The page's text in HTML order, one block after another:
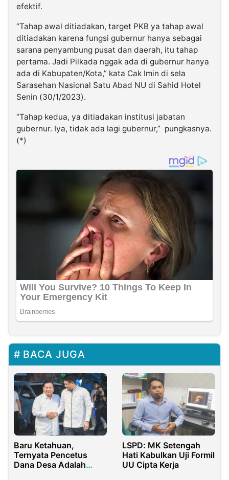
efektif.
“Tahap awal ditiadakan, target PKB ya tahap awal
ditiadakan karena fungsi gubernur hanya sebagai
sarana penyambung pusat dan daerah, itu tahap
pertama. Jadi Pilkada nggak ada di gubernur hanya
ada di Kabupaten/Kota,” kata Cak Imin di sela
Sarasehan Nasional Satu Abad NU di Sahid Hotel
Senin (30/1/2023).
“Tahap kedua, ya ditiadakan institusi jabatan
gubernur. Iya, tidak ada lagi gubernur,” pungkasnya.
(*)
BACA JUGA
Baru Ketahuan,
Ternyata Pencetus
Dana Desa Adalah
LSPD: MK Setengah
Hati Kabulkan Uji Formil
UU Cipta Kerja